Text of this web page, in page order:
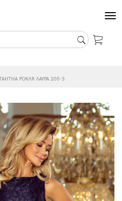
РОКЛЯ ЛАУРА 205-3